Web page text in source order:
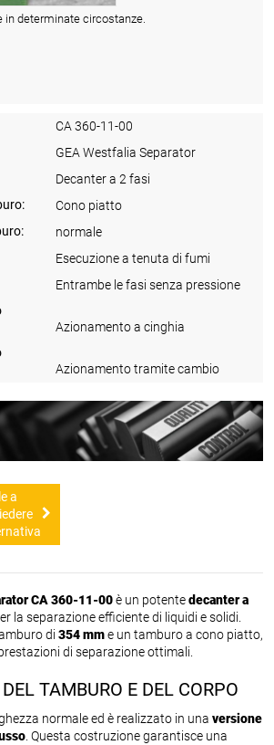
in determinate circostanze.
CA 360-11-00
GEA Westfalia Separator
Decanter a 2 fasi
Cono piatto
normale
Esecuzione a tenuta di fumi
Entrambe le fasi senza pressione
Azionamento a cinghia
Azionamento tramite cambio
a
CA 360-11-00è un potentedecanter a
la separazione efficiente di liquidi e solidi.
di 354 mme un tamburo a cono piatto,
di separazione ottimali.
TAMBURO E DEL CORPO
normale ed è realizzato in una versione
. Questa costruzione garantisce una